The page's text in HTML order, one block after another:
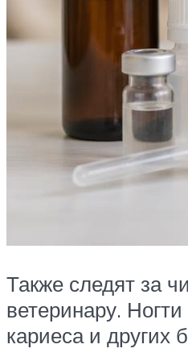
Также следят за
ветеринару.
кариеса и других